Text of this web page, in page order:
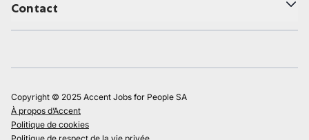
Contact
Copyright © 2025 Accent Jobs for People SA
À propos d’Accent
Politique de cookies